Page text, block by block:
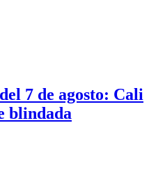
7 de agosto: Cali
blindada